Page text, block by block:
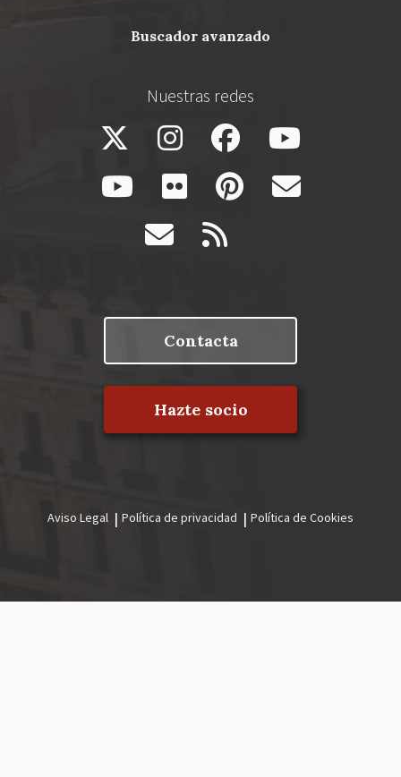
buscador avanzado
Nuestras redes
Contacta
Hazte socio
legal
Aviso Legal Política de privacidad Política de Cookies